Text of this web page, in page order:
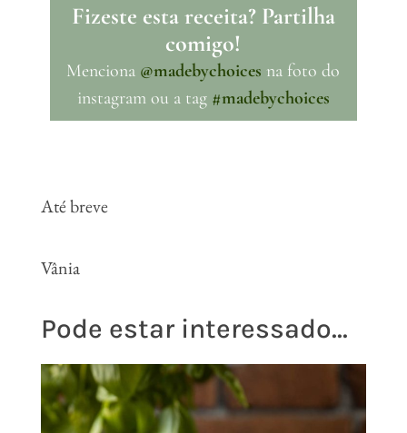
Fizeste esta receita? Partilha
comigo!
Menciona @madebychoices na foto do
instagram ou a tag #madebychoices
Até breve
Vânia
Pode estar interessado...